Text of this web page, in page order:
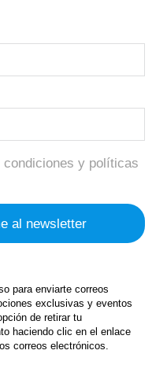
condiciones y políticas
para enviarte correos
exclusivas y eventos
de retirar tu
haciendo clic en el enlace
correos electrónicos.